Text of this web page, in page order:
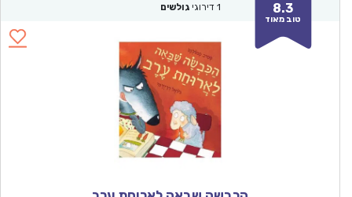
8.3
טוב מאוד
1 דירוגי גולשים